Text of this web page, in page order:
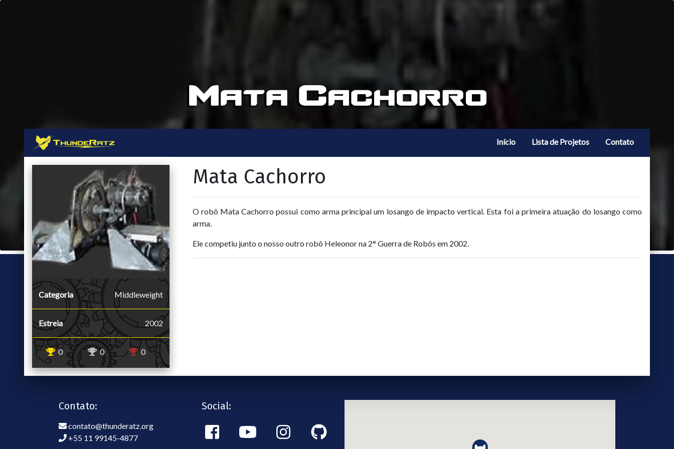
Início Lista de Projetos Contato
Categoria Middleweight
Estreia 2002
0 0 0
Mata Cachorro
O robô Mata Cachorro possui como arma principal um losango de impacto vertical. Esta foi a primeira atuação do losango como
arma.
Ele competiu junto o nosso outro robô Heleonor na 2° Guerra de Robôs em 2002.
Contato:
contato@thunderatz.org
+55 11 99145-4877
Social: